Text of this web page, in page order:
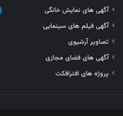
آگهی های نمایش خانگی
آگهی فیلم های سینمایی
تصاویر آرشیوی
آگهی های فضای مجازی
پروژه های افترافکت